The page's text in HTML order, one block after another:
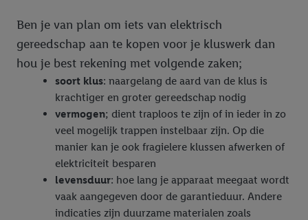
Ben je van plan om iets van elektrisch
gereedschap aan te kopen voor je kluswerk dan
hou je best rekening met volgende zaken;
soort klus: naargelang de aard van de klus is
krachtiger en groter gereedschap nodig
vermogen; dient traploos te zijn of in ieder in zo
veel mogelijk trappen instelbaar zijn. Op die
manier kan je ook fragielere klussen afwerken of
elektriciteit besparen
levensduur: hoe lang je apparaat meegaat wordt
vaak aangegeven door de garantieduur. Andere
indicaties zijn duurzame materialen zoals